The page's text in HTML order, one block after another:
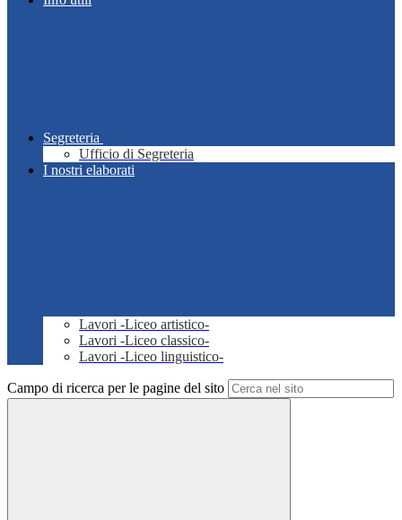
Segreteria
Ufficio di Segreteria
I nostri elaborati
Lavori -Liceo artistico-
Lavori -Liceo classico-
Lavori -Liceo linguistico-
Campo di ricerca per le pagine del sito